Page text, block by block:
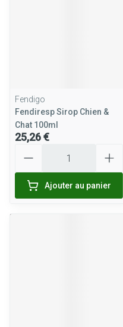
Fendigo
Fendiresp Sirop Chien &
Chat 100ml
25,26 €
Ajouter au panier